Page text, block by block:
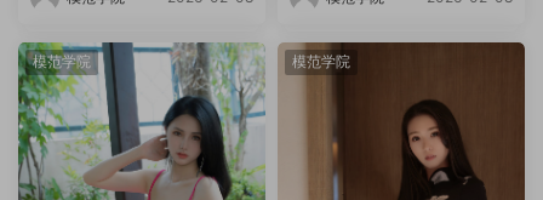
模范学院 模范学院